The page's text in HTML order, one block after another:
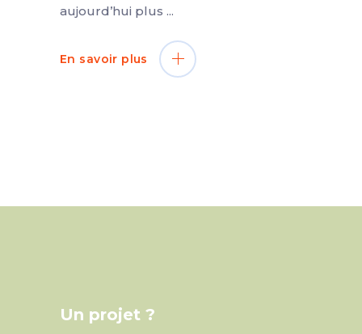
aujourd’hui plus
En savoir plus
Un projet ?